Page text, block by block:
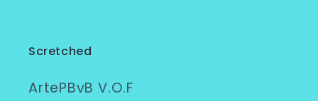
Scretched
ArtePBvB V.O.F